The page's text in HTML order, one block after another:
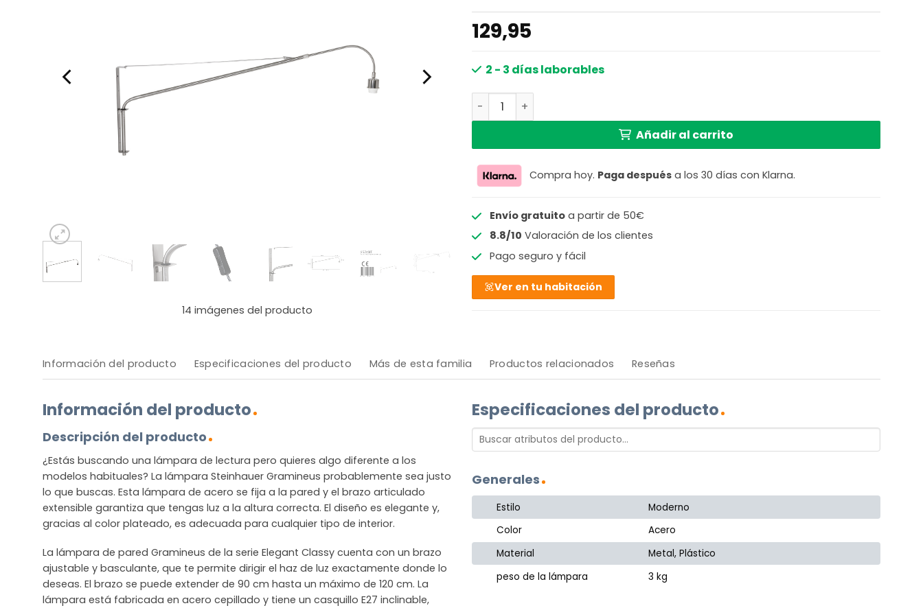
14 imágenes del producto
129,95
2 - 3 días laborables
Aplique giratorio en acero Steinhauer Gramineus cantidad
Añadir al carrito
Compra hoy. Paga después a los 30 días con Klarna.
Envío gratuitoa partir de 50€
8.8/10 Valoración de los clientes
Pago seguro y fácil
Ver en tu habitación
Información del producto Especificaciones del producto Más de esta familia Productos relacionados Reseñas
Información del producto
Descripción del producto
¿Estás buscando una lámpara de lectura pero quieres algo diferente a los
modelos habituales? La lámpara Steinhauer Gramineus probablemente sea justo
lo que buscas. Esta lámpara de acero se fija a la pared y el brazo articulado
extensible garantiza que tengas luz a la altura correcta. El diseño es elegante y,
gracias al color plateado, es adecuada para cualquier tipo de interior.
La lámpara de pared Gramineus de la serie Elegant Classy cuenta con un brazo
ajustable y basculante, que te permite dirigir el haz de luz exactamente donde lo
deseas. El brazo se puede extender de 90 cm hasta un máximo de 120 cm. La
lámpara está fabricada en acero cepillado y tiene un casquillo E27 inclinable,
Especificaciones del producto
Generales
Estilo
Moderno
Color
Acero
Material
Metal, Plástico
peso de la lámpara
3 kg